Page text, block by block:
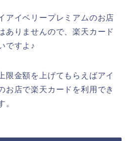
アイベリープレミアムのお店
ありませんので、楽天カード
ですよ♪
限金額を上げてもらえばアイ
お店で楽天カードを利用でき
。